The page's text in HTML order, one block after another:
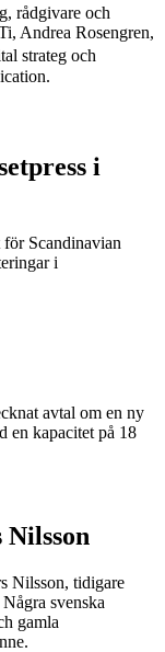
rådgivare och
Andrea Rosengren,
strateg och
i
Scandinavian
i
avtal om en ny
en kapacitet på 18
Nilsson
Nilsson, tidigare
svenska
gamla